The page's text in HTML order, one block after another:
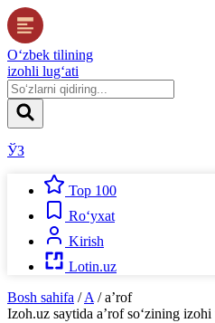
O‘zbek tilining
izohli lug‘ati
ЎЗ
Top 100
Ro‘yxat
Kirish
Lotin.uz
Bosh sahifa / A / aʼrof
Izoh.uz saytida aʼrofso‘zining izohi